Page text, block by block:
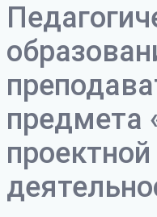
предмета
проектной